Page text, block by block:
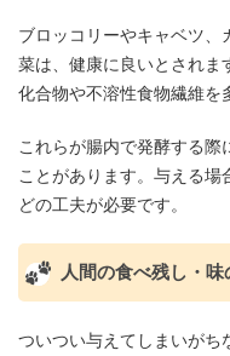
ブロッコリーやキャベツ
菜は、健康に良いとされま
化合物や不溶性食物繊維を
これらが腸内で発酵する際
ことがあります。与える
どの工夫が必要です。
人間の食べ残し・
ついつい与えてしまいがち